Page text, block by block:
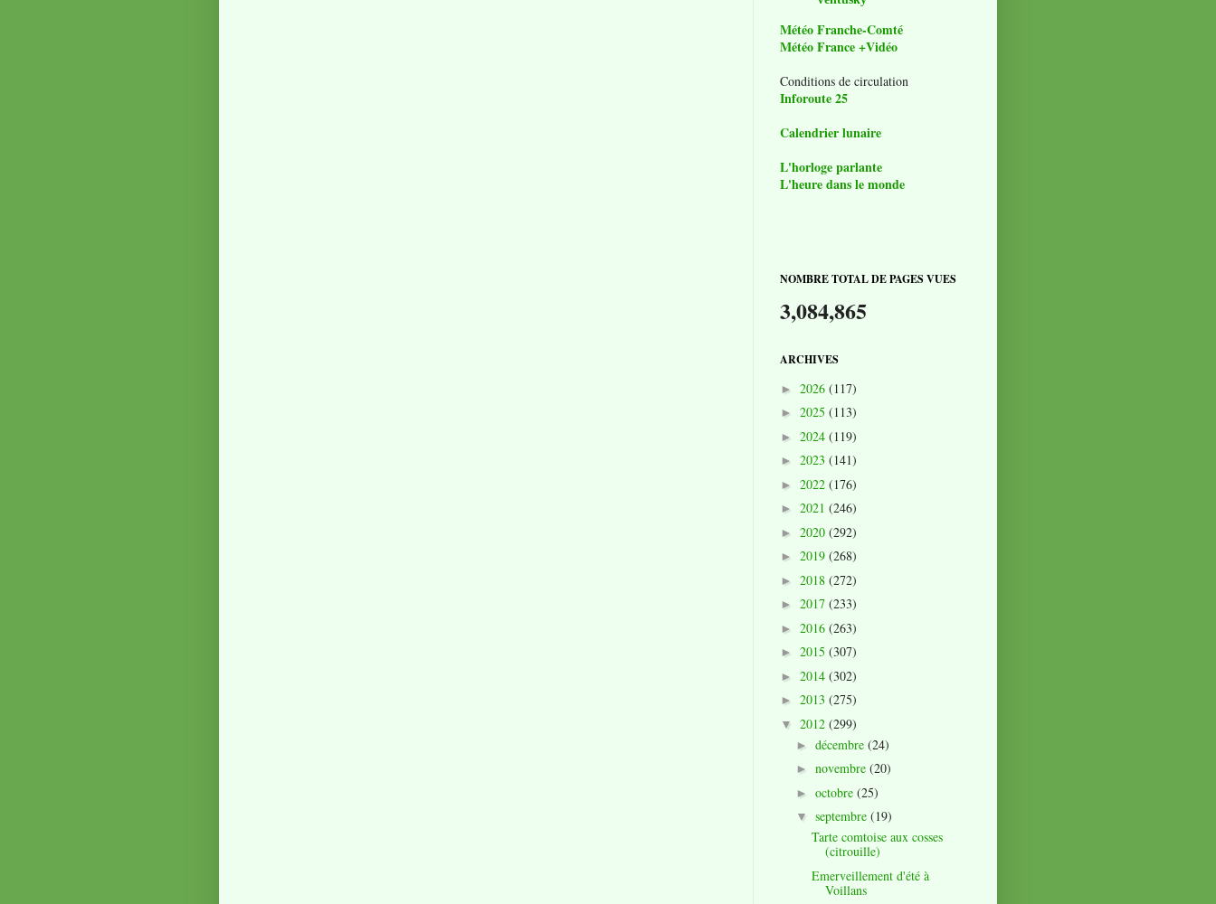
Météo Franche-Comté
Météo France +Vidéo
Conditions de circulation
Inforoute 25
Calendrier lunaire
L'horloge parlante
L'heure dans le monde
NOMBRE TOTAL DE PAGES VUES
3,084,865
ARCHIVES
► 2026 (117)
► 2025 (113)
► 2024 (119)
► 2023 (141)
► 2022 (176)
► 2021 (246)
► 2020 (292)
► 2019 (268)
► 2018 (272)
► 2017 (233)
► 2016 (263)
► 2015 (307)
► 2014 (302)
► 2013 (275)
▼ 2012 (299)
► décembre (24)
► novembre (20)
► octobre (25)
▼ septembre (19)
Tarte comtoise aux cosses
(citrouille)
Emerveillement d'été à
Voillans